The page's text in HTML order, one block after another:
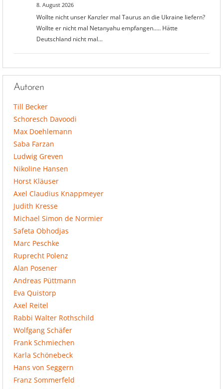
8. August 2026
Wollte nicht unser Kanzler mal Taurus an die Ukraine liefern?
Wollte er nicht mal Netanyahu empfangen..... Hätte
Deutschland nicht mal…
Autoren
Till Becker
Schoresch Davoodi
Max Doehlemann
Saba Farzan
Ludwig Greven
Nikoline Hansen
Horst Kläuser
Axel Claudius Knappmeyer
Judith Kresse
Michael Simon de Normier
Safeta Obhodjas
Marc Peschke
Ruprecht Polenz
Alan Posener
Andreas Püttmann
Eva Quistorp
Axel Reitel
Rabbi Walter Rothschild
Wolfgang Schäfer
Frank Schmiechen
Karla Schönebeck
Hans von Seggern
Franz Sommerfeld